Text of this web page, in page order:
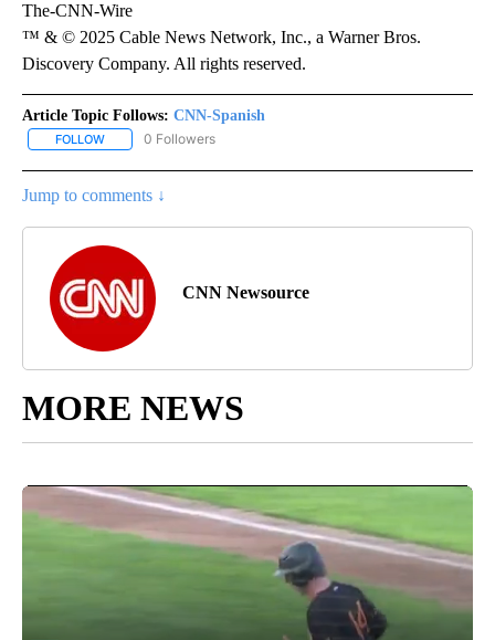
The-CNN-Wire
™ & © 2025 Cable News Network, Inc., a Warner Bros.
Discovery Company. All rights reserved.
Article Topic Follows: CNN-Spanish
FOLLOW FOLLOW "CNN-SPANISH" TO RECEIVE NOTIFICATIONS ABOUT
0 Followers
Jump to comments ↓
CNN Newsource
MORE NEWS